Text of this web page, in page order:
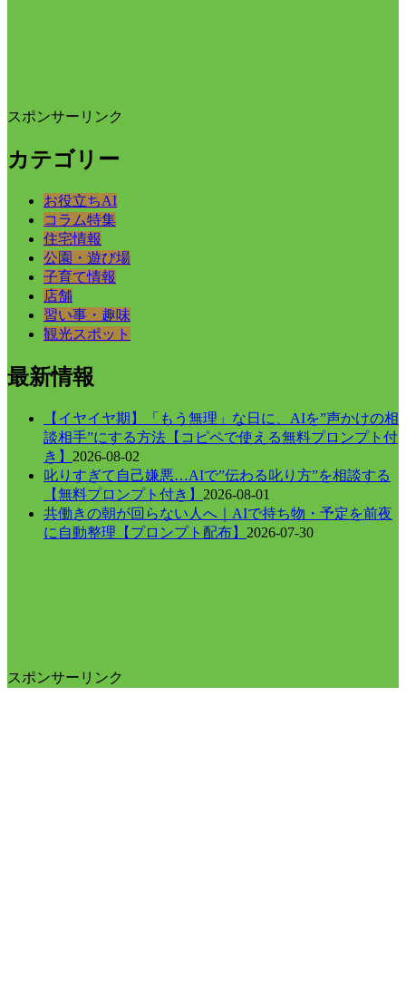
スポンサーリンク
カテゴリー
お役立ちAI
コラム特集
住宅情報
公園・遊び場
子育て情報
店舗
習い事・趣味
観光スポット
最新情報
【イヤイヤ期】「もう無理」な日に、AIを”声かけの相
談相手”にする方法【コピペで使える無料プロンプト付
き】 2026-08-02
叱りすぎて自己嫌悪…AIで”伝わる叱り方”を相談する
【無料プロンプト付き】 2026-08-01
共働きの朝が回らない人へ｜AIで持ち物・予定を前夜
に自動整理【プロンプト配布】 2026-07-30
スポンサーリンク